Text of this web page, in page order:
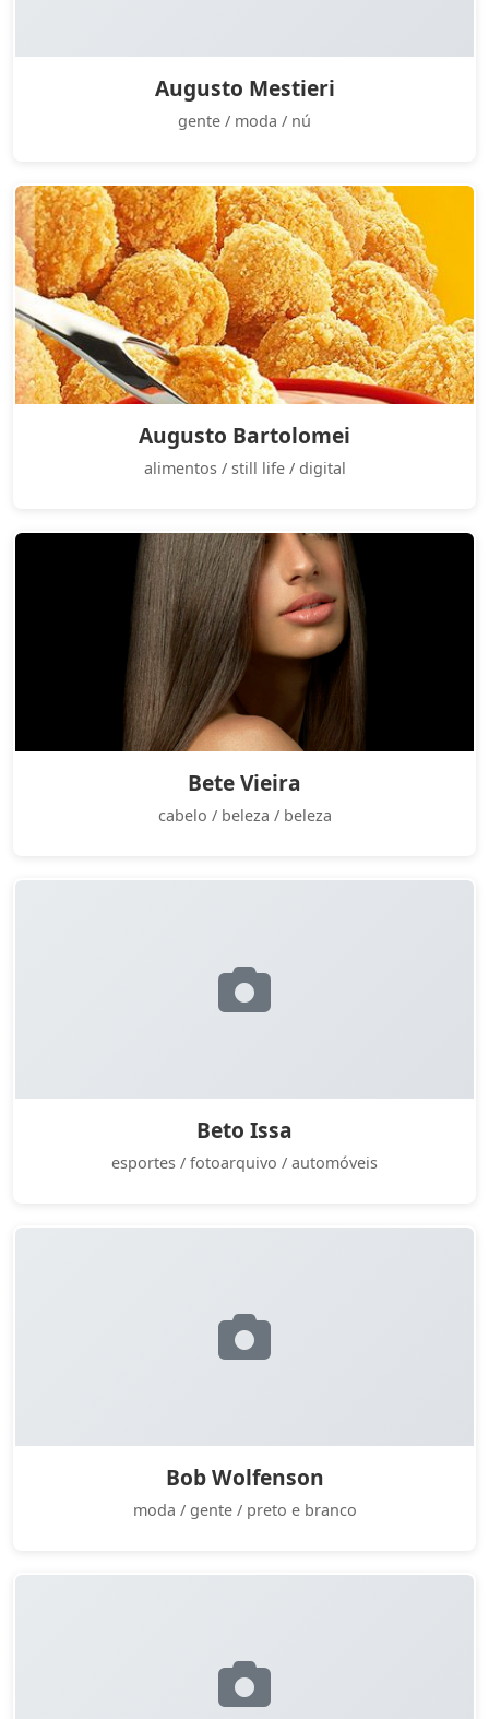
Augusto Mestieri
gente / moda / nú
Augusto Bartolomei
alimentos / still life / digital
Bete Vieira
cabelo / beleza / beleza
Beto Issa
esportes / fotoarquivo / automóveis
Bob Wolfenson
moda / gente / preto e branco